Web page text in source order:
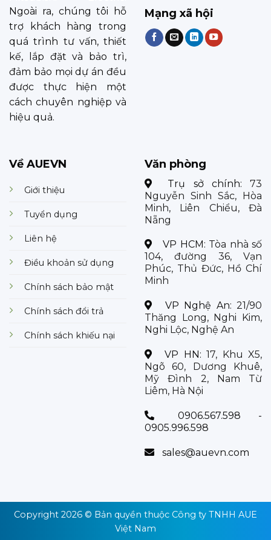
Ngoài ra, chúng tôi hỗ
trợ khách hàng trong
quá trình tư vấn, thiết
kế, lắp đặt và bảo trì,
đảm bảo mọi dự án đều
được thực hiện một
cách chuyên nghiệp và
hiệu quả.
Mạng xã hội
Về AUEVN
Giới thiệu
Tuyển dụng
Liên hệ
Điều khoản sử dụng
Chính sách bảo mật
Chính sách đổi trả
Chính sách khiếu nại
Văn phòng
Trụ sở chính: 73
Nguyễn Sinh Sắc, Hòa
Minh, Liên Chiểu, Đà
Nẵng
VP HCM: Tòa nhà số
104, đường 36, Vạn
Phúc, Thủ Đức, Hồ Chí
Minh
VP Nghệ An: 21/90
Thăng Long, Nghi Kim,
Nghi Lộc, Nghệ An
VP HN:17, Khu X5,
Ngõ 60, Dương Khuê,
Mỹ Đình 2, Nam Từ
Liêm, Hà Nội
0906.567.598 -
0905.996.598
sales@auevn.com
Copyright 2026 © Bản quyền thuộc Công ty TNHH AUE
Việt Nam